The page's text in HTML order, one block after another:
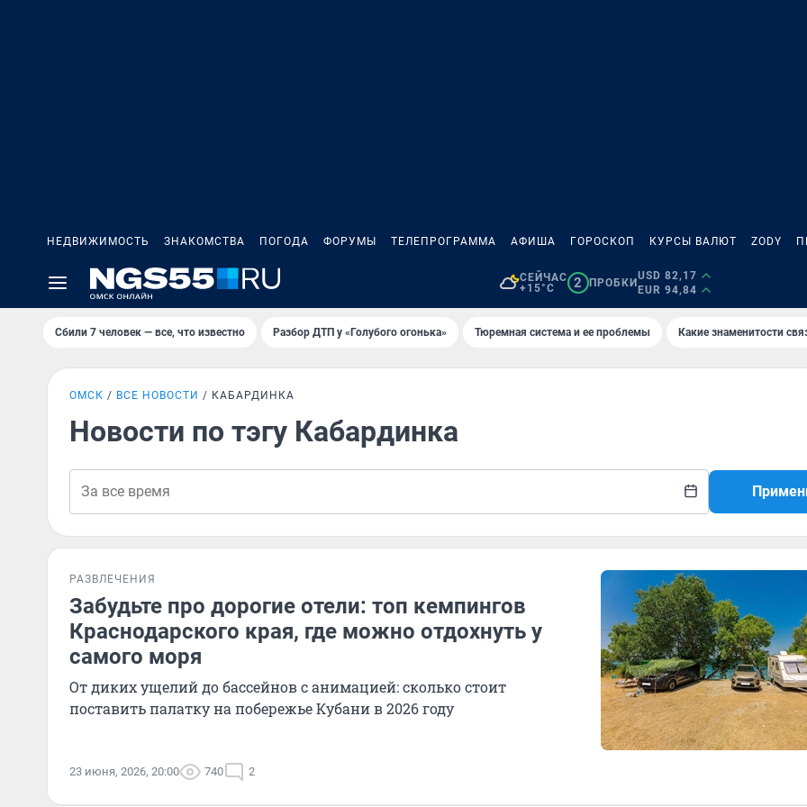
НЕДВИЖИМОСТЬ ЗНАКОМСТВА ПОГОДА ФОРУМЫ ТЕЛЕПРОГРАММА АФИША ГОРОСКОП КУРСЫ ВАЛЮТ ZODY
СЕЙЧАС
+15°C
2 ПРОБКИ
USD 82,17
EUR 94,84
Сбили 7 человек — все, что известно Разбор ДТП у «Голубого огонька» Тюремная система и ее проблемы Какие знаменитости
ОМСК ВСЕ НОВОСТИ КАБАРДИНКА
Новости по тэгу Кабардинка
РАЗВЛЕЧЕНИЯ
Забудьте про дорогие отели: топ кемпингов
Краснодарского края, где можно отдохнуть у
самого моря
От диких ущелий до бассейнов с анимацией: сколько стоит
поставить палатку на побережье Кубани в 2026 году
23 июня, 2026, 20:00 740 2